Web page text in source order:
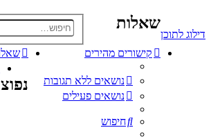
דילוג לתוכן
קישורים מהירים
נושאים ללא תגובות
נושאים פעילים
חיפוש
שאלות